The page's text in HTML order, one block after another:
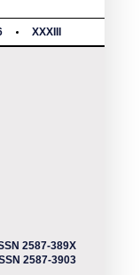
XXXIII
2587-389X
2587-3903